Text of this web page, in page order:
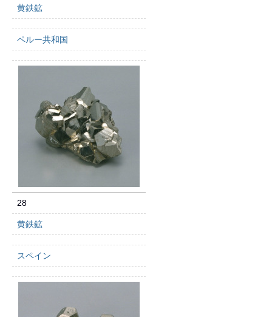
黄鉄鉱
ペルー共和国
28
黄鉄鉱
スペイン